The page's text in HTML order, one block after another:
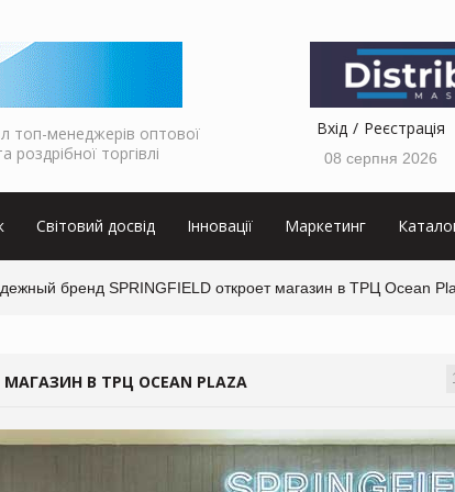
топ-менеджерів оптової
роздрібної торгівлі
Вхід Реєстрація
08 серпня 2026
Світовий досвід Інновації Маркетинг
бренд SPRINGFIELD откроет магазин в ТРЦ Ocean
В ТРЦ OCEAN PLAZA